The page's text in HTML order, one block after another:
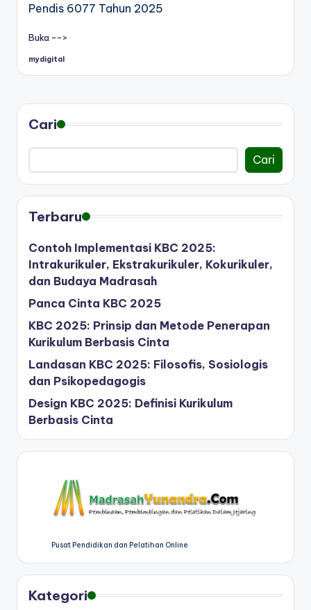
Pendis 6077 Tahun 2025
Buka -->
Posted
mydigital
Cari
Cari
Terbaru
Contoh Implementasi KBC 2025:
Intrakurikuler, Ekstrakurikuler, Kokurikuler,
dan Budaya Madrasah
Panca Cinta KBC 2025
KBC 2025: Prinsip dan Metode Penerapan
Kurikulum Berbasis Cinta
Landasan KBC 2025: Filosofis, Sosiologis
dan Psikopedagogis
Design KBC 2025: Definisi Kurikulum
Berbasis Cinta
Pusat Pendidikan dan Pelatihan Online
Kategori